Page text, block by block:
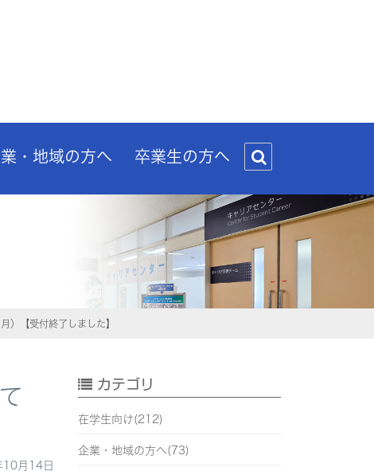
・地域の方へ 卒業生の方へ
）【受付終了しました】
月14日
カテゴリ
在学生向け(212)
企業・地域の方へ(73)